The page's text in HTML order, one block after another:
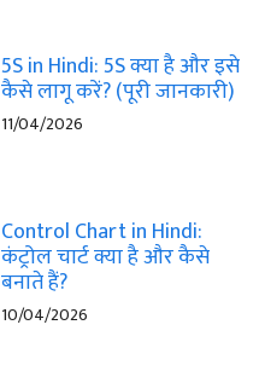
5S in Hindi: 5S क्या है और इसे
कैसे लागू करें? (पूरी जानकारी)
11/04/2026
Control Chart in Hindi:
कंट्रोल चार्ट क्या है और कैसे
बनाते हैं?
10/04/2026